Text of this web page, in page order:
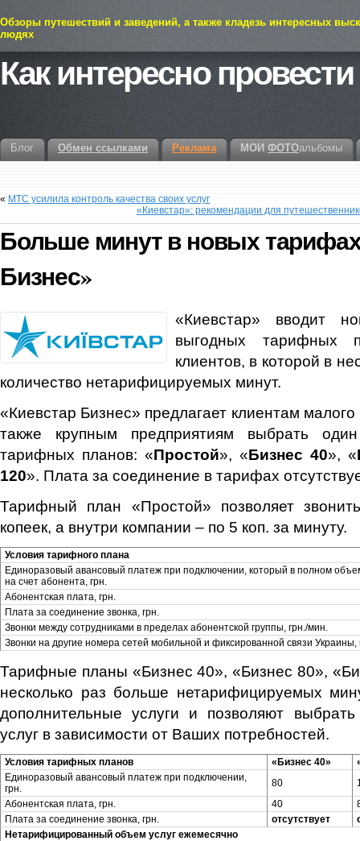
Обзоры путешествий и заведений, а также кладезь интересных
людях
Как интересно
Блог Обмен ссылками Реклама МОИ ФОТОальбомы
« МТС усилила контроль качества своих услуг
«Киевстар»: рекомендации для
Больше минут в новых
Бизнес»
«Киевстар» вводит
выгодных тарифных
клиентов, в которой в
количество нетарифицируемых минут.
«Киевстар Бизнес» предлагает клиентам
также крупным предприятиям выбрать
тарифных планов: «Простой», «Бизнес 40», «
120». Плата за соединение в тарифах
Тарифный план «Простой» позволяет
копеек, а внутри компании – по 5 коп. за минуту.
Условия тарифного плана
Единоразовый авансовый платеж при подключении, который в полном
на счет абонента, грн.
Абонентская плата, грн.
Плата за соединение звонка, грн.
Звонки между сотрудниками в пределах абонентской группы, грн./мин.
Звонки на другие номера сетей мобильной и фиксированной связи Украины,
Тарифные планы «Бизнес 40», «Бизнес 80»,
несколько раз больше нетарифицируемых
дополнительные услуги и позволяют
услуг в зависимости от Ваших потребностей.
Условия тарифных планов «Бизнес 40»
Единоразовый авансовый платеж при подключении,
грн.
80
Абонентская плата, грн.
40
Плата за соединение звонка, грн.
отсутствует
Нетарифицированный объем услуг ежемесячно